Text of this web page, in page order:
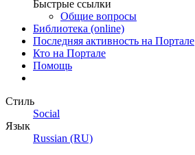
Быстрые ссылки
Общие вопросы
Библиотека (online)
Последняя активность на Портале
Кто на Портале
Помощь
Стиль
Social
Язык
Russian (RU)